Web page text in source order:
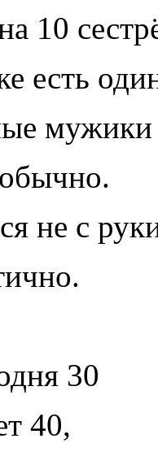
10
есть
мужики
не с
30
40,